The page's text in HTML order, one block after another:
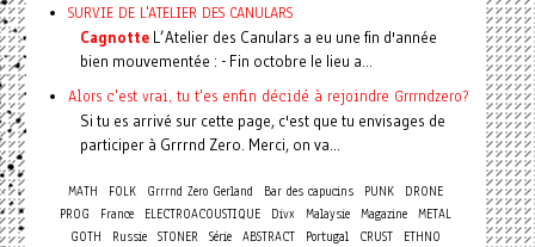
SURVIE DE L'ATELIER DES CANULARS
CagnotteL’Atelier des Canulars a eu une fin d'année
bien mouvementée : - Fin octobre le lieu a...
Alors c'est vrai, tu t'es enfin décidé à rejoindre Grrrndzero?
Si tu es arrivé sur cette page, c'est que tu envisages de
participer à Grrrnd Zero. Merci, on va...
MATH FOLK Grrrnd Zero Gerland Bar des capucins PUNK
DRONE
PROG
France ELECTROACOUSTIQUE Divx Malaysie Magazine METAL
GOTH
Russie STONER Série ABSTRACT Portugal CRUST
ETHNO